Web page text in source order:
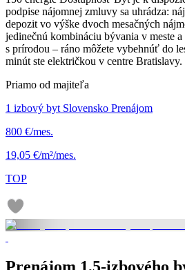
podpise nájomnej zmluvy sa uhrádza:
depozit vo výške dvoch mesačných
jedinečnú kombináciu bývania v meste
s prírodou – ráno môžete vybehnúť do
minút ste električkou v centre Bratislavy.
Priamo od majiteľa
1 izbový byt Slovensko Prenájom
800 €/mes.
19,05 €/m²/mes.
TOP
Prenájom 1,5-izbového